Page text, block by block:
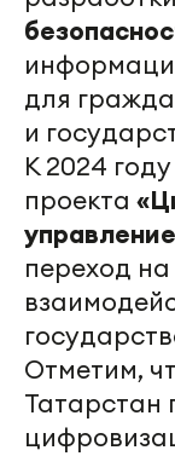
для
и
К 2024
проекта
переход
Отметим,
Татарстан